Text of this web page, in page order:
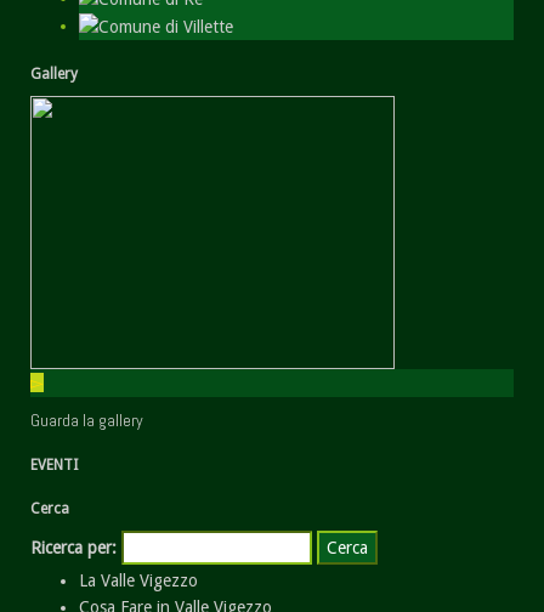
Gallery
Guarda la gallery
EVENTI
Cerca
Ricerca per:
La Valle Vigezzo
Cosa Fare in Valle Vigezzo